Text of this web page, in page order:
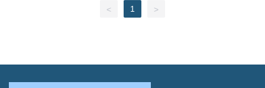
< 1 >